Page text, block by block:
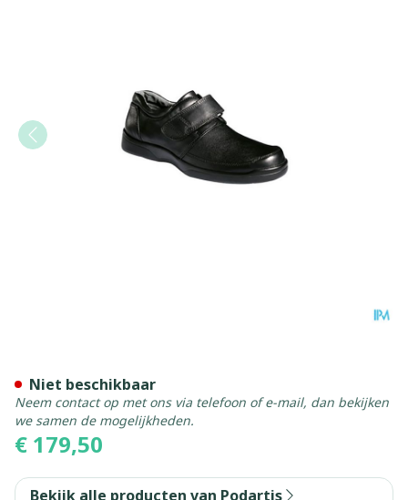
€ 179,50
Niet beschikbaar
Neem contact op met ons via telefoon of e-mail, dan bekijken
we samen de mogelijkheden.
Bekijk alle producten van Podartis